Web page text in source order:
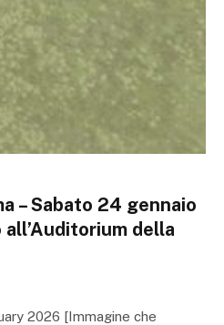
– Sabato 24 gennaio
della
2026 [Immagine che